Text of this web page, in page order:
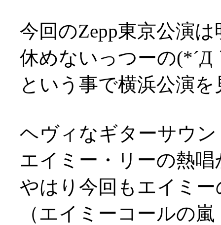
今回のZepp東京公演
休めないっつーの(*´Д
という事で横浜公演
ヘヴィなギターサウ
エイミー・リーの熱
やはり今回もエイミ
（エイミーコールの